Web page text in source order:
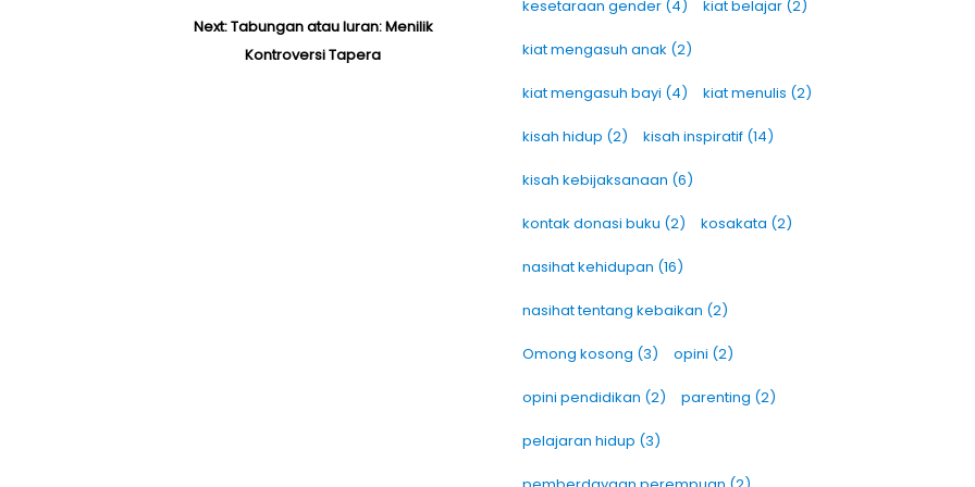
Next:N
Tabungan atau Iuran: Menilik
Kontroversi Tapera
kesetaraan gender(4) kiat belajar(2)
kiat mengasuh anak (2)
kiat mengasuh bayi (4) kiat menulis (2)
kisah hidup (2) kisah inspiratif(14)
kisah kebijaksanaan (6)
kontak donasi buku (2) kosakata (2)
nasihat kehidupan (16)
nasihat tentang kebaikan (2)
Omong kosong (3) opini (2)
opini pendidikan (2) parenting (2)
pelajaran hidup (3)